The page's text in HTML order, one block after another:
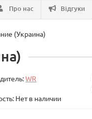
Про нас Відгуки
(Украина)
WR
Нет в наличии